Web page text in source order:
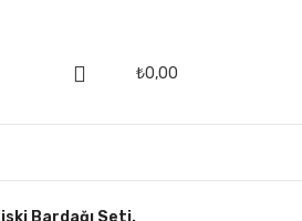
₺0,00
Bardağı Seti.